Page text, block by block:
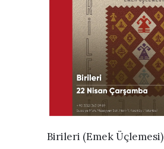
İNCELE
Birileri (Emek Üçlemesi)